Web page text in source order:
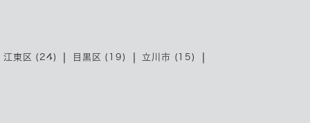
江東区 (24) 目黒区 (19) 立川市 (15)